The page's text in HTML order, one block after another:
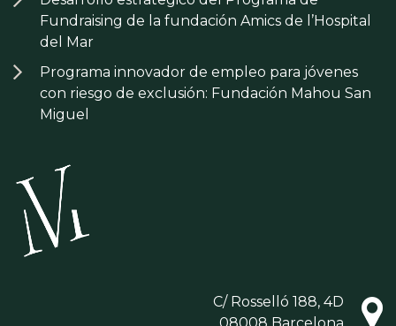
Fundraising de la fundación Amics de l’Hospital
del Mar
Programa innovador de empleo para jóvenes
con riesgo de exclusión: Fundación Mahou San
Miguel
C/ Rosselló 188, 4D